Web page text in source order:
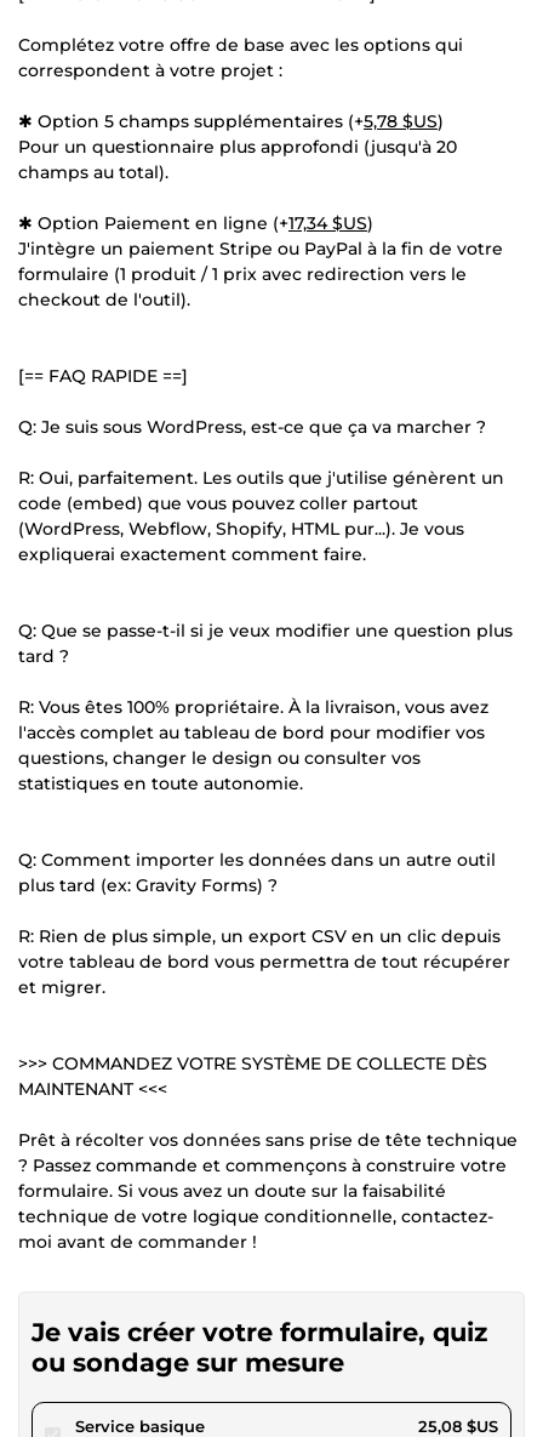
Complétez votre offre de base avec les options qui
correspondent à votre projet :
✱ Option 5 champs supplémentaires (+5,78 $US)
Pour un questionnaire plus approfondi (jusqu'à 20
champs au total).
✱ Option Paiement en ligne (+17,34 $US)
J'intègre un paiement Stripe ou PayPal à la fin de votre
formulaire (1 produit / 1 prix avec redirection vers le
checkout de l'outil).
[== FAQ RAPIDE ==]
Q: Je suis sous WordPress, est-ce que ça va marcher ?
R: Oui, parfaitement. Les outils que j'utilise génèrent un
code (embed) que vous pouvez coller partout
(WordPress, Webflow, Shopify, HTML pur...). Je vous
expliquerai exactement comment faire.
Q: Que se passe-t-il si je veux modifier une question plus
tard ?
R: Vous êtes 100% propriétaire. À la livraison, vous avez
l'accès complet au tableau de bord pour modifier vos
questions, changer le design ou consulter vos
statistiques en toute autonomie.
Q: Comment importer les données dans un autre outil
plus tard (ex: Gravity Forms) ?
R: Rien de plus simple, un export CSV en un clic depuis
votre tableau de bord vous permettra de tout récupérer
et migrer.
>>> COMMANDEZ VOTRE SYSTÈME DE COLLECTE DÈS
MAINTENANT <<<
Prêt à récolter vos données sans prise de tête technique
? Passez commande et commençons à construire votre
formulaire. Si vous avez un doute sur la faisabilité
technique de votre logique conditionnelle, contactez-
moi avant de commander !
Je vais créer votre formulaire, quiz
ou sondage sur mesure
Service basiquepour 23,11 $US 25,08 $US